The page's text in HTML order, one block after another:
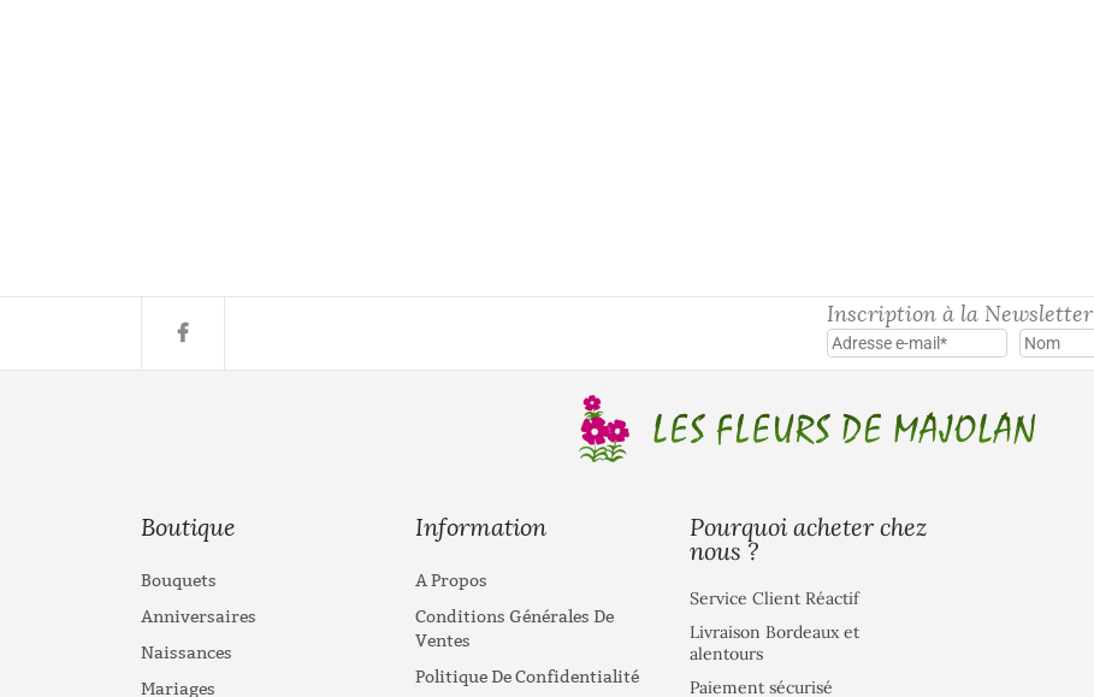
Inscription à la Newsletter
Boutique
Bouquets
Anniversaires
Naissances
Mariages
Information
A Propos
Conditions Générales De
Ventes
Politique De Confidentialité
Pourquoi acheter chez
nous ?
Service Client Réactif
Livraison Bordeaux et
alentours
Paiement sécurisé